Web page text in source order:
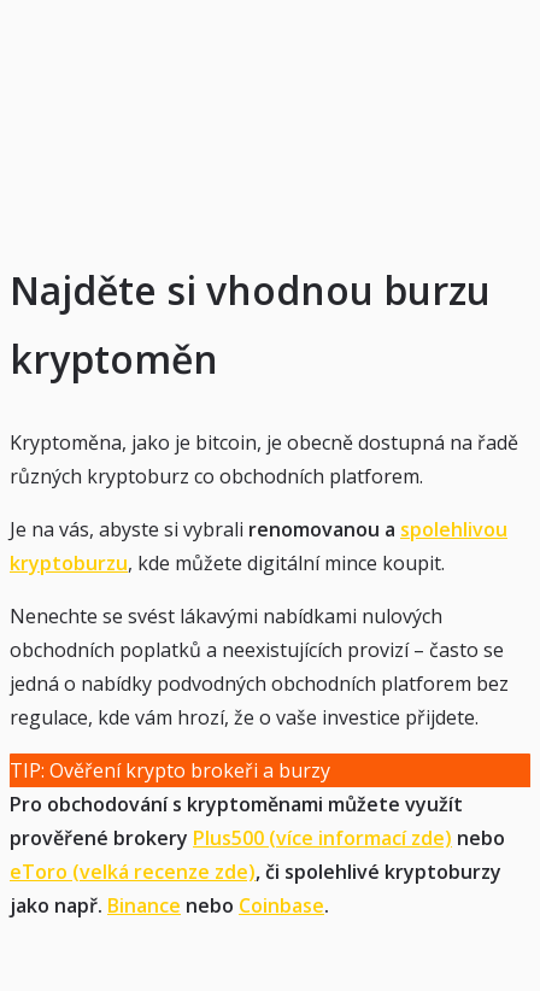
Najděte si vhodnou burzu
kryptoměn
Kryptoměna, jako je bitcoin, je obecně dostupná na řadě
různých kryptoburz co obchodních platforem.
Je na vás, abyste si vybrali renomovanou a spolehlivou
kryptoburzu, kde můžete digitální mince koupit.
Nenechte se svést lákavými nabídkami nulových
obchodních poplatků a neexistujících provizí – často se
jedná o nabídky podvodných obchodních platforem bez
regulace, kde vám hrozí, že o vaše investice přijdete.
TIP: Ověření krypto brokeři a burzy
Pro obchodování s kryptoměnami můžete využít
prověřené brokery Plus500 (více informací zde) nebo
eToro (velká recenze zde), či spolehlivé kryptoburzy
jako např. Binance nebo Coinbase.